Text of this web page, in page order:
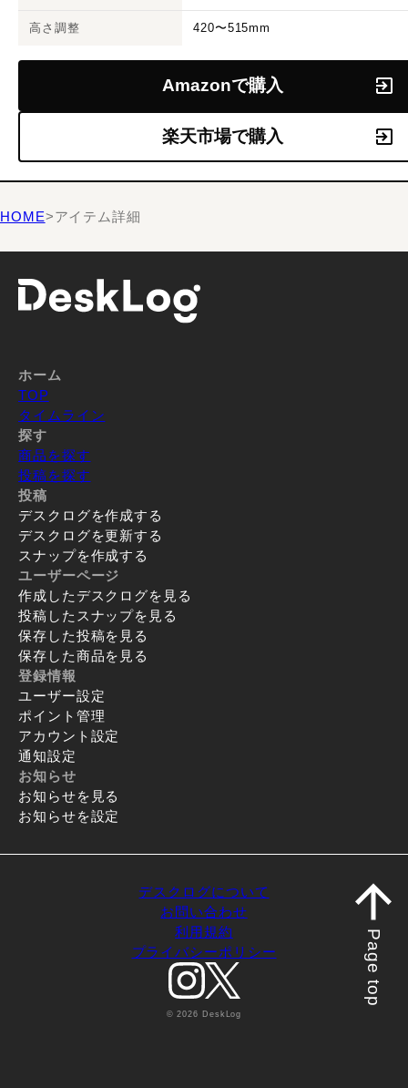
高さ調整 420〜515mm
Amazonで購入
楽天市場で購入
HOME>アイテム詳細
ホーム
TOP
タイムライン
探す
商品を探す
投稿を探す
投稿
デスクログを作成する
デスクログを更新する
スナップを作成する
ユーザーページ
作成したデスクログを見る
投稿したスナップを見る
保存した投稿を見る
保存した商品を見る
登録情報
ユーザー設定
ポイント管理
アカウント設定
通知設定
お知らせ
お知らせを見る
お知らせを設定
デスクログについて
お問い合わせ
利用規約
プライバシーポリシー
© 2026 DeskLog
Page top